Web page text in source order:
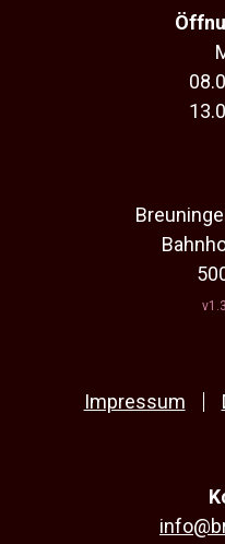
Impressum